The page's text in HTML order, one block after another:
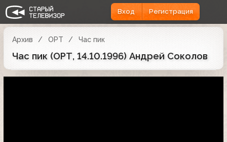
Вход Регистрация
Архив ОРТ Час пик
Час пик (ОРТ, 14.10.1996) Андрей Соколов